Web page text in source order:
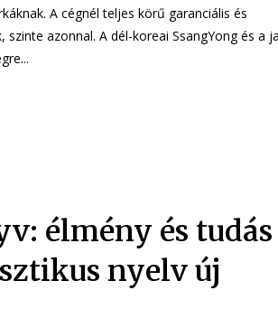
A cégnél teljes körű garanciális és
SsangYong és a japán
élmény és tudás
nyelv új